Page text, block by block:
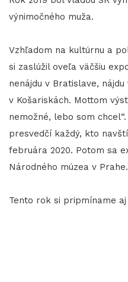
výnimočného muža.
Vzhľadom na kultúrnu a
si zaslúžil oveľa väčšiu
nenájdu v Bratislave,
v Košariskách. Mottom
nemožné, lebo som
presvedčí každý, kto
februára 2020. Potom sa
Národného múzea v Prahe.
Tento rok si pripmíname